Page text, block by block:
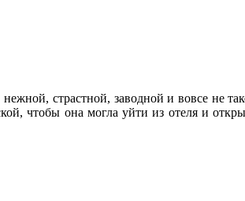
страстной, заводной и вовсе не
чтобы она могла уйти из отеля и